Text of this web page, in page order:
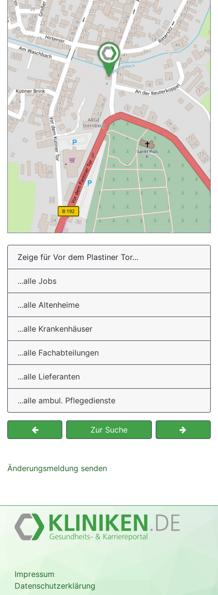
Zeige für Vor dem Plastiner Tor...
...alle Jobs
...alle Altenheime
...alle Krankenhäuser
...alle Fachabteilungen
...alle Lieferanten
...alle ambul. Pflegedienste
Zur Suche
Änderungsmeldung senden
Impressum
Datenschutzerklärung